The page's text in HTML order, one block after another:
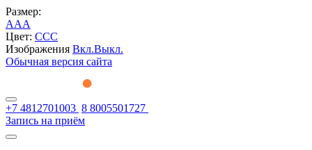
Размер:
AAA
Цвет: CCC
Изображения Вкл.Выкл.
Обычная версия сайта
+7 4812701003 8 8005501727
Запись на приём